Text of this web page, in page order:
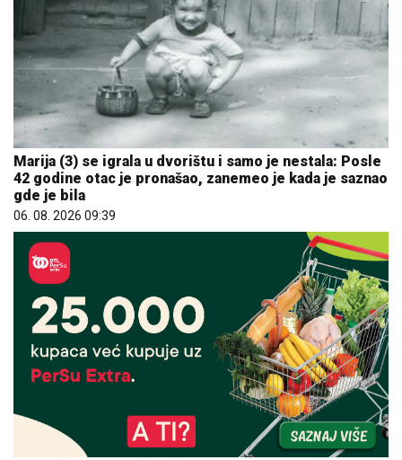
Marija (3) se igrala u dvorištu i samo je nestala: Posle
42 godine otac je pronašao, zanemeo je kada je saznao
gde je bila
06. 08. 2026 09:39